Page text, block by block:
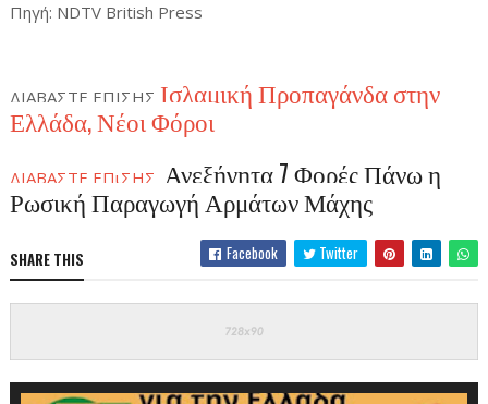
Πηγή: NDTV British Press
ΔΙΑΒΑΣΤΕ ΕΠΙΣΗΣ Ισλαμική Προπαγάνδα στην
Ελλάδα, Νέοι Φόροι
ΔΙΑΒΑΣΤΕ ΕΠιΣΗΣ Ανεξήγητα 7 Φορές Πάνω η
Ρωσική Παραγωγή Αρμάτων Μάχης
SHARE THIS Facebook Twitter